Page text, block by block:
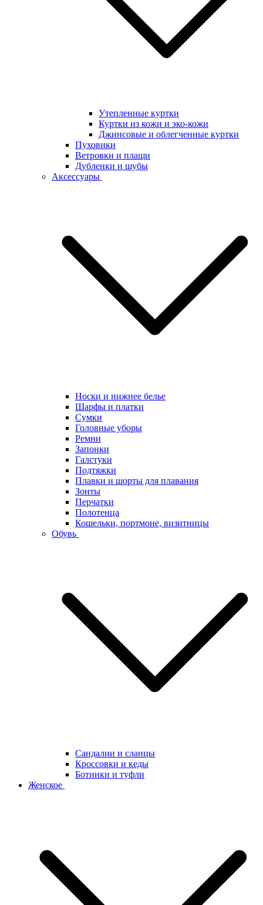
Утепленные куртки
Куртки из кожи и эко-кожи
Джинсовые и облегченные куртки
Пуховики
Ветровки и плащи
Дубленки и шубы
Аксессуары
Носки и нижнее белье
Шарфы и платки
Сумки
Головные уборы
Ремни
Запонки
Галстуки
Подтяжки
Плавки и шорты для плавания
Зонты
Перчатки
Полотенца
Кошельки, портмоне, визитницы
Обувь
Сандалии и сланцы
Кроссовки и кеды
Ботинки и туфли
Женское